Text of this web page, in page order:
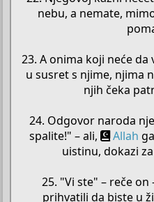
nebu, a nemate,
23. A onima koji neće
u susret s njime, njima
njih čeka
24. Odgovor naroda
spalite!" – ali,
Allah
uistinu, dokazi
25. "Vi ste" – reče
prihvatili da biste u